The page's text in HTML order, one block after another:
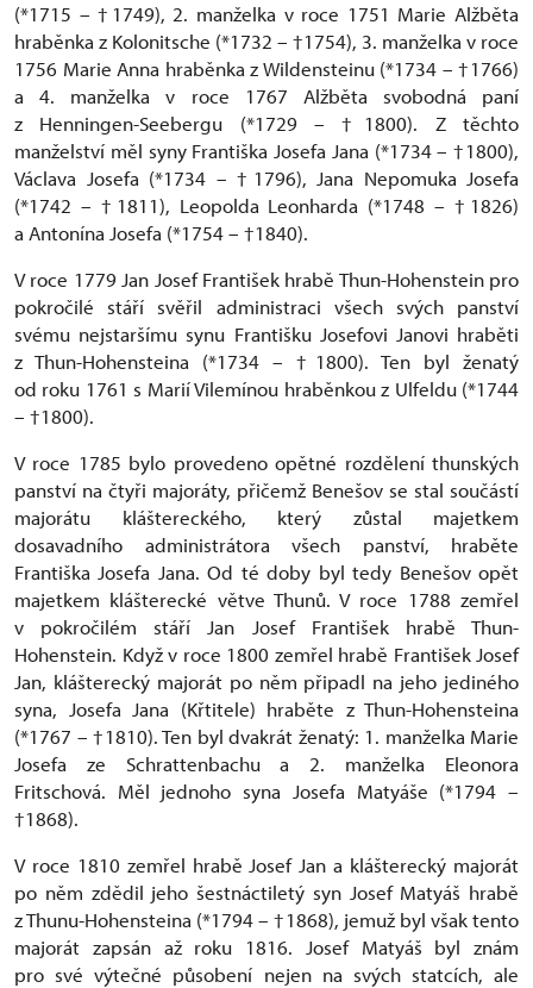
(*1715 – †1749), 2. manželka v roce 1751 Marie Alžběta
hraběnka z Kolonitsche (*1732 – †1754), 3. manželka v roce
1756 Marie Anna hraběnka z Wildensteinu (*1734 – †1766)
a 4. manželka v roce 1767 Alžběta svobodná paní
z Henningen-Seebergu (*1729 – †1800). Z těchto
manželství měl syny Františka Josefa Jana (*1734 – †1800),
Václava Josefa (*1734 – †1796), Jana Nepomuka Josefa
(*1742 – †1811), Leopolda Leonharda (*1748 – †1826)
a Antonína Josefa (*1754 – †1840).
V roce 1779 Jan Josef František hrabě Thun-Hohenstein pro
pokročilé stáří svěřil administraci všech svých panství
svému nejstaršímu synu Františku Josefovi Janovi hraběti
z Thun-Hohensteina (*1734 – †1800). Ten byl ženatý
od roku 1761 s Marií Vilemínou hraběnkou z Ulfeldu (*1744
– †1800).
V roce 1785 bylo provedeno opětné rozdělení thunských
panství na čtyři majoráty, přičemž Benešov se stal součástí
majorátu kláštereckého, který zůstal majetkem
dosavadního administrátora všech panství, hraběte
Františka Josefa Jana. Od té doby byl tedy Benešov opět
majetkem klášterecké větve Thunů. V roce 1788 zemřel
v pokročilém stáří Jan Josef František hrabě Thun-
Hohenstein. Když v roce 1800 zemřel hrabě František Josef
Jan, klášterecký majorát po něm připadl na jeho jediného
syna, Josefa Jana (Křtitele) hraběte z Thun-Hohensteina
(*1767 – †1810). Ten byl dvakrát ženatý: 1. manželka Marie
Josefa ze Schrattenbachu a 2. manželka Eleonora
Fritschová. Měl jednoho syna Josefa Matyáše (*1794 –
†1868).
V roce 1810 zemřel hrabě Josef Jan a klášterecký majorát
po něm zdědil jeho šestnáctiletý syn Josef Matyáš hrabě
z Thunu-Hohensteina (*1794 – †1868), jemuž byl však tento
majorát zapsán až roku 1816. Josef Matyáš byl znám
pro své výtečné působení nejen na svých statcích, ale